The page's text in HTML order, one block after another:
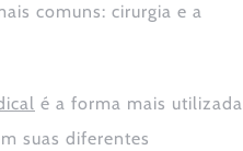
comuns: cirurgia e a
é a forma mais utilizada
suas diferentes